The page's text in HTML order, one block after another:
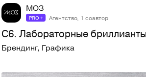
МОЗ
PRO + Агентство, 1 соавтор
C6. Лабораторные бриллианты
Брендинг, Графика